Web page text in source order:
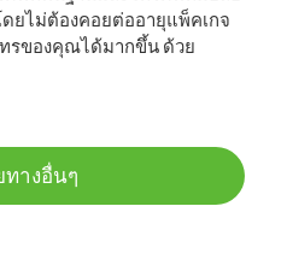
ยไม่ต้องคอยต่ออายุแพ็คเกจ
รของคุณได้มากขึ้น ด้วย
ทางอื่นๆ